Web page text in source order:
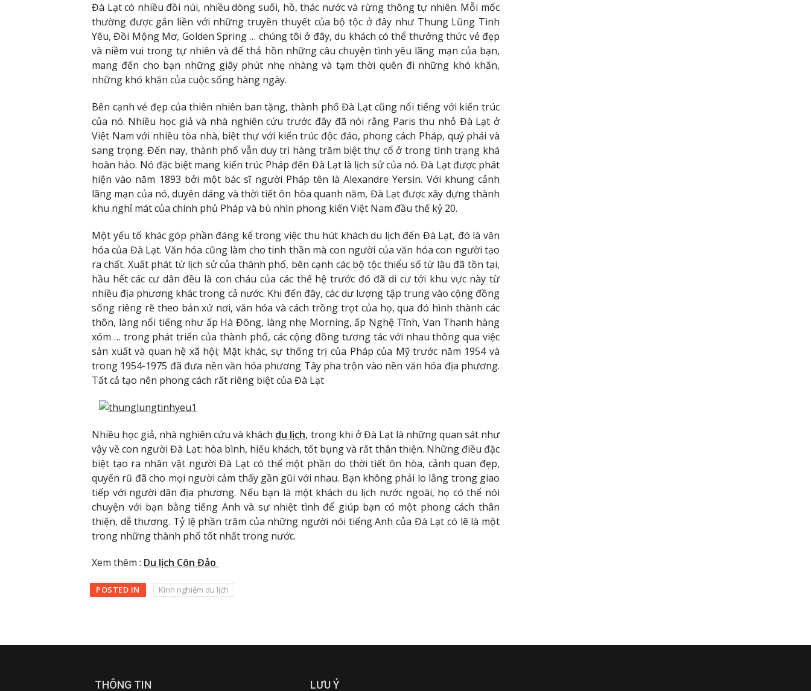
Đà Lạt có nhiều đồi núi, nhiều dòng suối, hồ, thác nước và rừng thông tự nhiên. Mỗi mốc
thường được gắn liền với những truyền thuyết của bộ tộc ở đây như Thung Lũng Tình
Yêu, Đồi Mộng Mơ, Golden Spring … chúng tôi ở đây, du khách có thể thưởng thức vẻ đẹp
và niềm vui trong tự nhiên và để thả hồn những câu chuyện tình yêu lãng mạn của bạn,
mang đến cho bạn những giây phút nhẹ nhàng và tạm thời quên đi những khó khăn,
những khó khăn của cuộc sống hàng ngày.
Bên cạnh vẻ đẹp của thiên nhiên ban tặng, thành phố Đà Lạt cũng nổi tiếng với kiến ​​trúc
của nó. Nhiều học giả và nhà nghiên cứu trước đây đã nói rằng Paris thu nhỏ Đà Lạt ở
Việt Nam với nhiều tòa nhà, biệt thự với kiến ​​trúc độc đáo, phong cách Pháp, quý phái và
sang trọng. Đến nay, thành phố vẫn duy trì hàng trăm biệt thự cổ ở trong tình trạng khá
hoàn hảo. Nó đặc biệt mang kiến ​​trúc Pháp đến Đà Lạt là lịch sử của nó. Đà Lạt được phát
hiện vào năm 1893 bởi một bác sĩ người Pháp tên là Alexandre Yersin. Với khung cảnh
lãng mạn của nó, duyên dáng và thời tiết ôn hòa quanh năm, Đà Lạt được xây dựng thành
khu nghỉ mát của chính phủ Pháp và bù nhìn phong kiến ​​Việt Nam đầu thế kỷ 20.
Một yếu tố khác góp phần đáng kể trong việc thu hút khách du lịch đến Đà Lạt, đó là văn
hóa của Đà Lạt. Văn hóa cũng làm cho tinh thần mà con người của văn hóa con người tạo
ra chất. Xuất phát từ lịch sử của thành phố, bên cạnh các bộ tộc thiểu số từ lâu đã tồn tại,
hầu hết các cư dân đều là con cháu của các thế hệ trước đó đã di cư tới khu vực này từ
nhiều địa phương khác trong cả nước. Khi đến đây, các dư lượng tập trung vào cộng đồng
sống riêng rẽ theo bản xứ nơi, văn hóa và cách trồng trọt của họ, qua đó hình thành các
thôn, làng nổi tiếng như ấp Hà Đông, làng nhẹ Morning, ấp Nghệ Tĩnh, Van Thanh hàng
xóm … trong phát triển của thành phố, các cộng đồng tương tác với nhau thông qua việc
sản xuất và quan hệ xã hội; Mặt khác, sự thống trị của Pháp của Mỹ trước năm 1954 và
trong 1954-1975 đã đưa nền văn hóa phương Tây pha trộn vào nền văn hóa địa phương.
Tất cả tạo nên phong cách rất riêng biệt của Đà Lạt
Nhiều học giả, nhà nghiên cứu và khách du lịch, trong khi ở Đà Lạt là những quan sát như
vậy về con người Đà Lạt: hòa bình, hiếu khách, tốt bụng và rất thân thiện. Những điều đặc
biệt tạo ra nhân vật người Đà Lạt có thể một phần do thời tiết ôn hòa, cảnh quan đẹp,
quyến rũ đã cho mọi người cảm thấy gần gũi với nhau. Bạn không phải lo lắng trong giao
tiếp với người dân địa phương. Nếu bạn là một khách du lịch nước ngoài, họ có thể nói
chuyện với bạn bằng tiếng Anh và sự nhiệt tình để giúp bạn có một phong cách thân
thiện, dễ thương. Tỷ lệ phần trăm của những người nói tiếng Anh của Đà Lạt có lẽ là một
trong những thành phố tốt nhất trong nước.
Xem thêm : Du lịch Côn Đảo
POSTED IN Kinh nghiệm du lịch
THÔNG TIN LƯU Ý